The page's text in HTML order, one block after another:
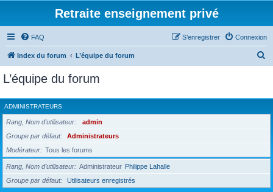
Retraite enseignement privé
FAQ Connexion
S’enregistrer
Index du forum L’équipe du forum
h
e
h
e
r
L’équipe du forum
ADMINISTRATEURS
Rang, Nom d’utilisateur
admin
Groupe par défaut
Administrateurs
Modérateur
Tous les forums
Rang, Nom d’utilisateur Administrateur Philippe Lahalle
Groupe par défaut
Utilisateurs enregistrés